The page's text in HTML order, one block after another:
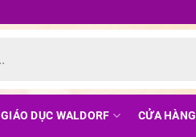
GIÁO DỤC WALDORF CỬA HÀNG